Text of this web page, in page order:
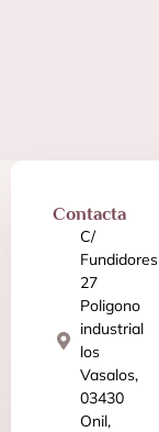
Contacta
C/
Fundidores
27
Poligono
industrial
los
Vasalos,
03430
Onil,